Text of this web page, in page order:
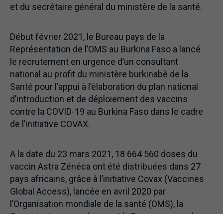
et du secrétaire général du ministère de la santé.
Début février 2021, le Bureau pays de la
Représentation de l’OMS au Burkina Faso a lancé
le recrutement en urgence d’un consultant
national au profit du ministère burkinabè de la
Santé pour l’appui à l’élaboration du plan national
d’introduction et de déploiement des vaccins
contre la COVID-19 au Burkina Faso dans le cadre
de l’initiative COVAX.
A la date du 23 mars 2021, 18 664 560 doses du
vaccin Astra Zénéca ont été distribuées dans 27
pays africains, grâce à l’initiative Covax (Vaccines
Global Access), lancée en avril 2020 par
l’Organisation mondiale de la santé (OMS), la